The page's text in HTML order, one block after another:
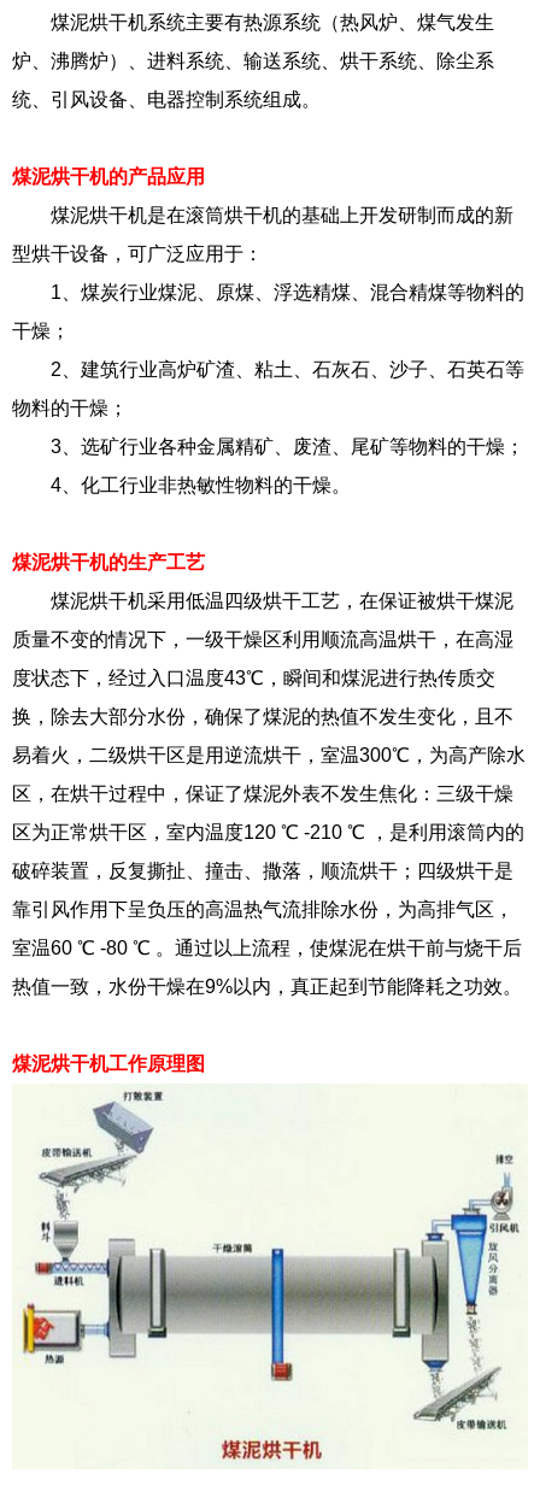
煤泥烘干机系统主要有热源系统（热风炉、煤气发生
炉、沸腾炉）、进料系统、输送系统、烘干系统、除尘系
统、引风设备、电器控制系统组成。
煤泥烘干机的产品应用
煤泥烘干机是在滚筒烘干机的基础上开发研制而成的新
型烘干设备，可广泛应用于：
1、煤炭行业煤泥、原煤、浮选精煤、混合精煤等物料的
干燥；
2、建筑行业高炉矿渣、粘土、石灰石、沙子、石英石等
物料的干燥；
3、选矿行业各种金属精矿、废渣、尾矿等物料的干燥；
4、化工行业非热敏性物料的干燥。
煤泥烘干机的生产工艺
煤泥烘干机采用低温四级烘干工艺，在保证被烘干煤泥
质量不变的情况下，一级干燥区利用顺流高温烘干，在高湿
度状态下，经过入口温度43℃，瞬间和煤泥进行热传质交
换，除去大部分水份，确保了煤泥的热值不发生变化，且不
易着火，二级烘干区是用逆流烘干，室温300℃，为高产除水
区，在烘干过程中，保证了煤泥外表不发生焦化：三级干燥
区为正常烘干区，室内温度120 ℃ -210 ℃ ，是利用滚筒内的
破碎装置，反复撕扯、撞击、撒落，顺流烘干；四级烘干是
靠引风作用下呈负压的高温热气流排除水份，为高排气区，
室温60 ℃ -80 ℃ 。通过以上流程，使煤泥在烘干前与烧干后
热值一致，水份干燥在9%以内，真正起到节能降耗之功效。
煤泥烘干机工作原理图